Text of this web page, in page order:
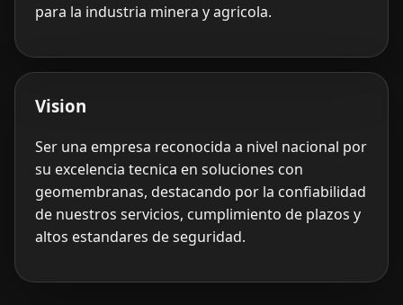
para la industria minera y agricola.
Vision
Ser una empresa reconocida a nivel nacional por
su excelencia tecnica en soluciones con
geomembranas, destacando por la confiabilidad
de nuestros servicios, cumplimiento de plazos y
altos estandares de seguridad.